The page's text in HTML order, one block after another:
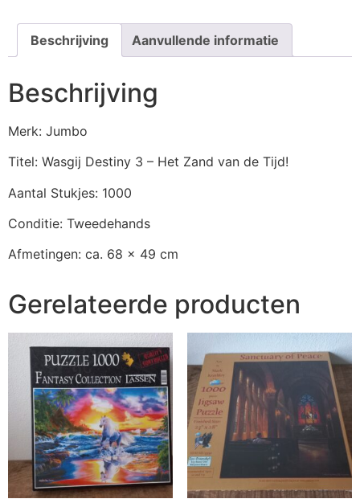
Beschrijving Aanvullende informatie
Beschrijving
Merk: Jumbo
Titel: Wasgij Destiny 3 – Het Zand van de Tijd!
Aantal Stukjes: 1000
Conditie: Tweedehands
Afmetingen: ca. 68 x 49 cm
Gerelateerde producten